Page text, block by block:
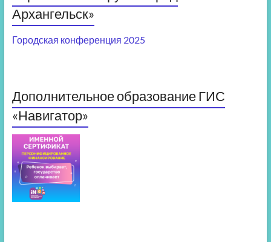
Архангельск»
Городская конференция 2025
Дополнительное образование ГИС
«Навигатор»